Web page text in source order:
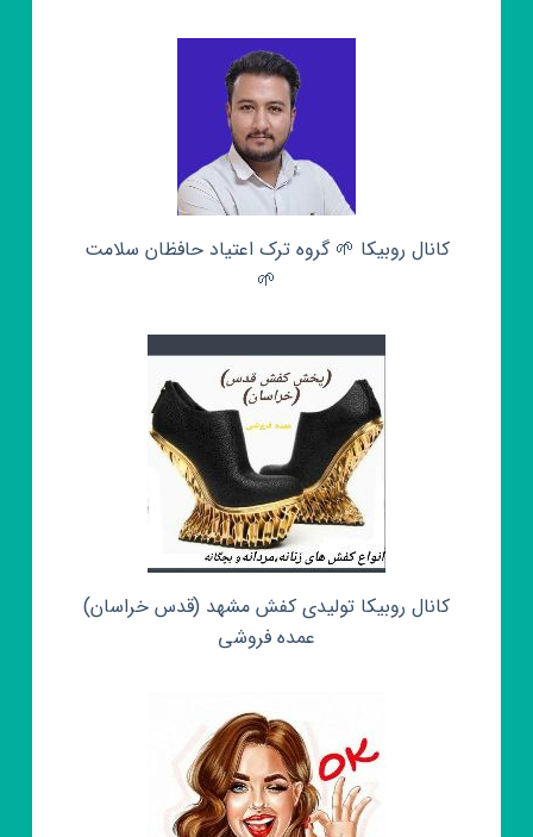
کانال روبیکا 🌱 گروه ترک اعتیاد حافظان سلامت
🌱
کانال روبیکا تولیدی کفش مشهد (قدس خراسان)
عمده فروشی